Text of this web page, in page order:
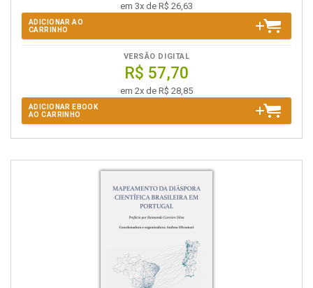
em 3x de R$ 26,63
ADICIONAR AO
CARRINHO
VERSÃO DIGITAL
R$ 57,70
em 2x de R$ 28,85
ADICIONAR EBOOK
AO CARRINHO